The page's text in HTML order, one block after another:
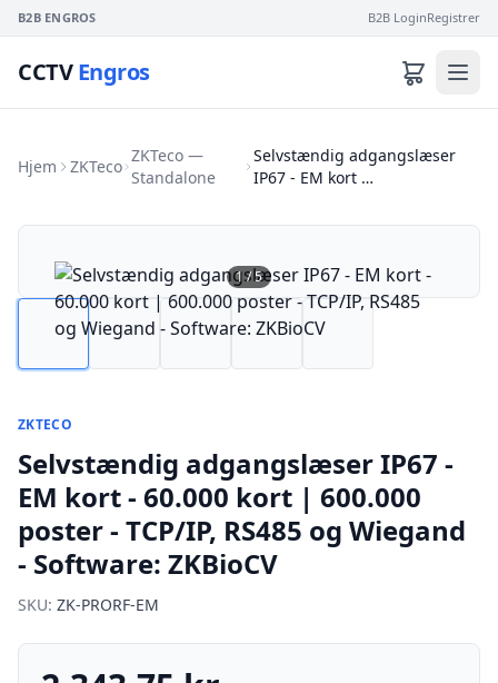
B2B ENGROS B2B LoginRegistrer
CCTVEngros
Hjem ZKTeco
ZKTeco —
Standalone
Selvstændig adgangslæser
IP67 - EM kort …
1/5
ZKTECO
Selvstændig adgangslæser IP67 -
EM kort - 60.000 kort | 600.000
poster - TCP/IP, RS485 og Wiegand
- Software: ZKBioCV
SKU: ZK-PRORF-EM